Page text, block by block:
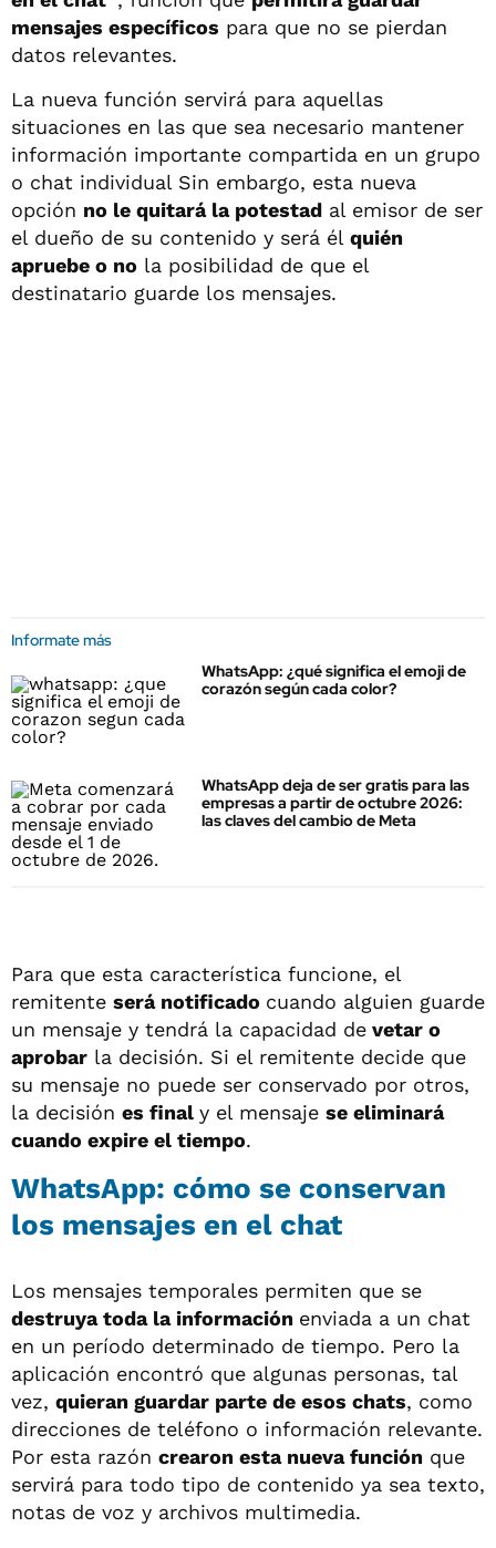
mensajes específicos para que no se pierdan
datos relevantes.
La nueva función servirá para aquellas
situaciones en las que sea necesario mantener
información importante compartida en un grupo
o chat individual Sin embargo, esta nueva
opción no le quitará la potestad al emisor de ser
el dueño de su contenido y será él quién
apruebe o no la posibilidad de que el
destinatario guarde los mensajes.
Informate más
WhatsApp: ¿qué significa el emoji de
corazón según cada color?
WhatsApp deja de ser gratis para las
empresas a partir de octubre 2026:
las claves del cambio de Meta
Para que esta característica funcione, el
remitente será notificado cuando alguien guarde
un mensaje y tendrá la capacidad de vetar o
aprobar la decisión. Si el remitente decide que
su mensaje no puede ser conservado por otros,
la decisión es final y el mensaje se eliminará
cuando expire el tiempo.
WhatsApp: cómo se conservan
los mensajes en el chat
Los mensajes temporales permiten que se
destruya toda la información enviada a un chat
en un período determinado de tiempo. Pero la
aplicación encontró que algunas personas, tal
vez, quieran guardar parte de esos chats, como
direcciones de teléfono o información relevante.
Por esta razón crearon esta nueva función que
servirá para todo tipo de contenido ya sea texto,
notas de voz y archivos multimedia.